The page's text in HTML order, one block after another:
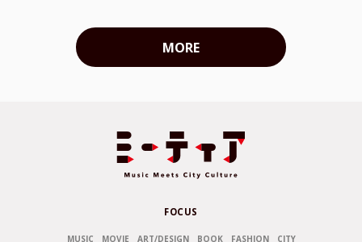
MORE
FOCUS
MUSIC MOVIE ART/DESIGN BOOK FASHION CITY